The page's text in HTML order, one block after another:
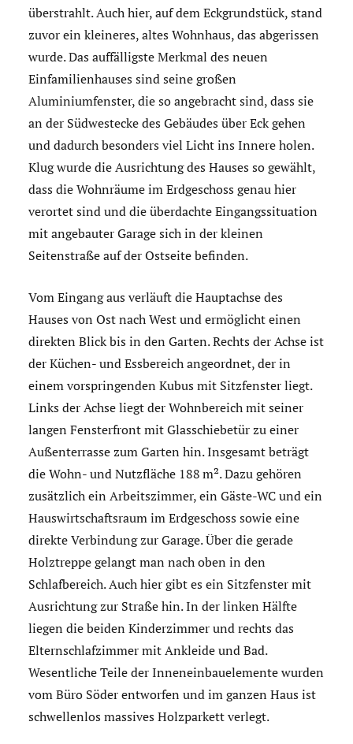
überstrahlt. Auch hier, auf dem Eckgrundstück, stand
zuvor ein kleineres, altes Wohnhaus, das abgerissen
wurde. Das auffälligste Merkmal des neuen
Einfamilienhauses sind seine großen
Aluminiumfenster, die so angebracht sind, dass sie
an der Südwestecke des Gebäudes über Eck gehen
und dadurch besonders viel Licht ins Innere holen.
Klug wurde die Ausrichtung des Hauses so gewählt,
dass die Wohnräume im Erdgeschoss genau hier
verortet sind und die überdachte Eingangssituation
mit angebauter Garage sich in der kleinen
Seitenstraße auf der Ostseite befinden.
Vom Eingang aus verläuft die Hauptachse des
Hauses von Ost nach West und ermöglicht einen
direkten Blick bis in den Garten. Rechts der Achse ist
der Küchen- und Essbereich angeordnet, der in
einem vorspringenden Kubus mit Sitzfenster liegt.
Links der Achse liegt der Wohnbereich mit seiner
langen Fensterfront mit Glasschiebetür zu einer
Außenterrasse zum Garten hin. Insgesamt beträgt
die Wohn- und Nutzfläche 188 m². Dazu gehören
zusätzlich ein Arbeitszimmer, ein Gäste-WC und ein
Hauswirtschaftsraum im Erdgeschoss sowie eine
direkte Verbindung zur Garage. Über die gerade
Holztreppe gelangt man nach oben in den
Schlafbereich. Auch hier gibt es ein Sitzfenster mit
Ausrichtung zur Straße hin. In der linken Hälfte
liegen die beiden Kinderzimmer und rechts das
Elternschlafzimmer mit Ankleide und Bad.
Wesentliche Teile der Inneneinbauelemente wurden
vom Büro Söder entworfen und im ganzen Haus ist
schwellenlos massives Holzparkett verlegt.